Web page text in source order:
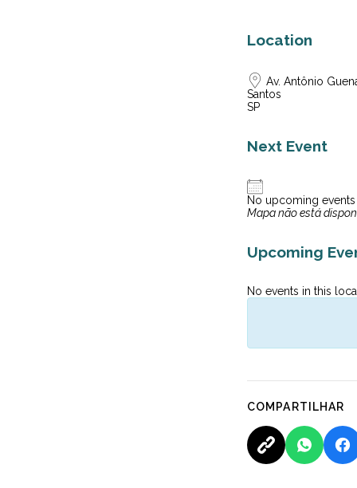
Location
Av. Antônio
Santos
SP
Next Event
No upcoming events
Mapa não está
Upcoming
No events in this
COMPARTILHAR